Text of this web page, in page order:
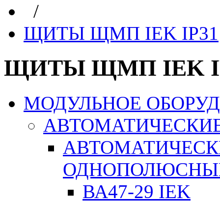
/
ЩИТЫ ЩМП IEK IP31
ЩИТЫ ЩМП IEK
МОДУЛЬНОЕ
ВА47-29 IEK